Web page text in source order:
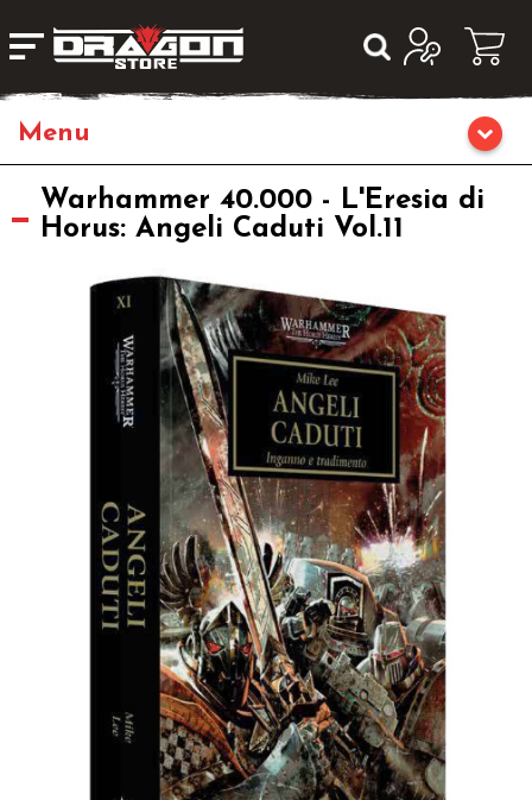
Home
Giochi di Ruolo
Giochi di Carte Collezionabili
Giocattoli e Gadget
Offerte del Dragone
Warhammer 40.000 - L'Eresia di
Horus: Angeli Caduti Vol.11